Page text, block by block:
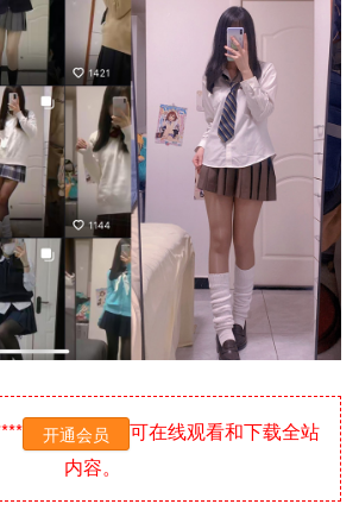
开通会员
可在线观看和下载全站
内容。